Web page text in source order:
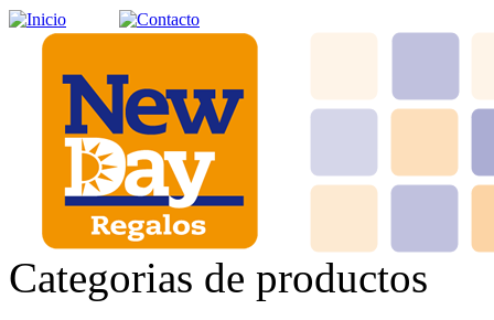
Categorias de productos